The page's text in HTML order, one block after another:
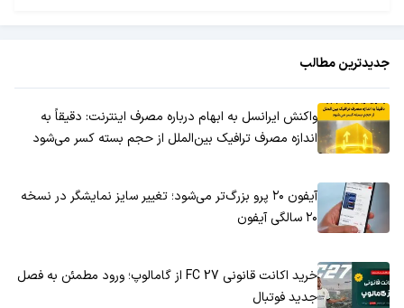
جدیدترین مطالب
واکنش ایرانسل به ابهام درباره مصرف اینترنت: دقیقاً به
اندازه مصرف ترافیک بین‌الملل از حجم بسته کسر می‌شود
آیفون ۲۰ پرو بزرگ‌تر می‌شود؛ تغییر سایز نمایشگر در نسخه
۲۰ سالگی آیفون
خرید اکانت قانونی FC 27 از گامالوپ؛ ورود مطمئن به فصل
جدید فوتبال